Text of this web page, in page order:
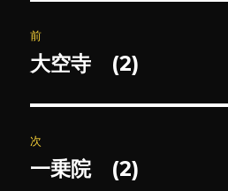
稿
ビ
ゲ
前
前
投
稿:
大空寺 (2)
次
次
一乗院 (2)